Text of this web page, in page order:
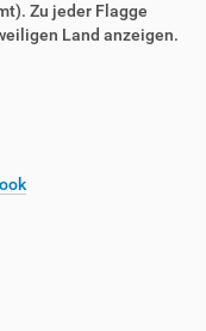
Zu jeder Flagge
Land anzeigen.